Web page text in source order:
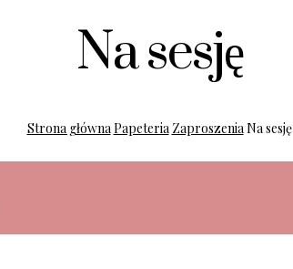
Na sesję
Strona głównaPapeteria ZaproszeniaNa sesję